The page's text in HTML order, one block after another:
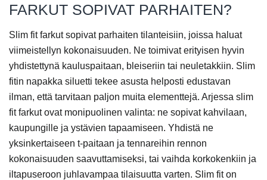
FARKUT SOPIVAT PARHAITEN?
Slim fit farkut sopivat parhaiten tilanteisiin, joissa haluat
viimeistellyn kokonaisuuden. Ne toimivat erityisen hyvin
yhdistettynä kauluspaitaan, bleiseriin tai neuletakkiin. Slim
fitin napakka siluetti tekee asusta helposti edustavan
ilman, että tarvitaan paljon muita elementtejä. Arjessa slim
fit farkut ovat monipuolinen valinta: ne sopivat kahvilaan,
kaupungille ja ystävien tapaamiseen. Yhdistä ne
yksinkertaiseen t-paitaan ja tennareihin rennon
kokonaisuuden saavuttamiseksi, tai vaihda korkokenkiin ja
iltapuseroon juhlavampaa tilaisuutta varten. Slim fit on